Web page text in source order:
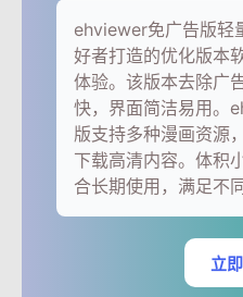
ehviewer免广告版轻
好者打造的优化版本
体验。该版本去除广
快，界面简洁易用。
版支持多种漫画资源
下载高清内容。体积
合长期使用，满足不
立